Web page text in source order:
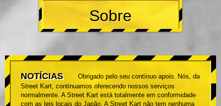
Sobre
NOTÍCIAS
Obrigado pelo seu contínuo apoio. Nós, da
Street Kart, continuamos oferecendo nossos serviços
normalmente. A Street Kart está totalmente em conformidade
com as leis locais do Japão. A Street Kart não tem nenhuma